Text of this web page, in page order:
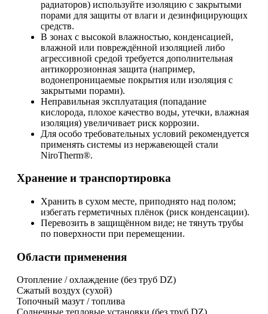
радиаторов) используйте изоляцию с закрытыми
порами для защиты от влаги и дезинфицирующих
средств.
В зонах с высокой влажностью, конденсацией,
влажной или повреждённой изоляцией либо
агрессивной средой требуется дополнительная
антикоррозионная защита (например,
водонепроницаемые покрытия или изоляция с
закрытыми порами).
Неправильная эксплуатация (попадание
кислорода, плохое качество воды, утечки, влажная
изоляция) увеличивает риск коррозии.
Для особо требовательных условий рекомендуется
применять системы из нержавеющей стали
NiroTherm®.
Хранение и транспортировка
Хранить в сухом месте, приподнято над полом;
избегать герметичных плёнок (риск конденсации).
Перевозить в защищённом виде; не тянуть трубы
по поверхности при перемещении.
Области применения
Отопление / охлаждение (без труб DZ)
Сжатый воздух (сухой)
Топочный мазут / топлива